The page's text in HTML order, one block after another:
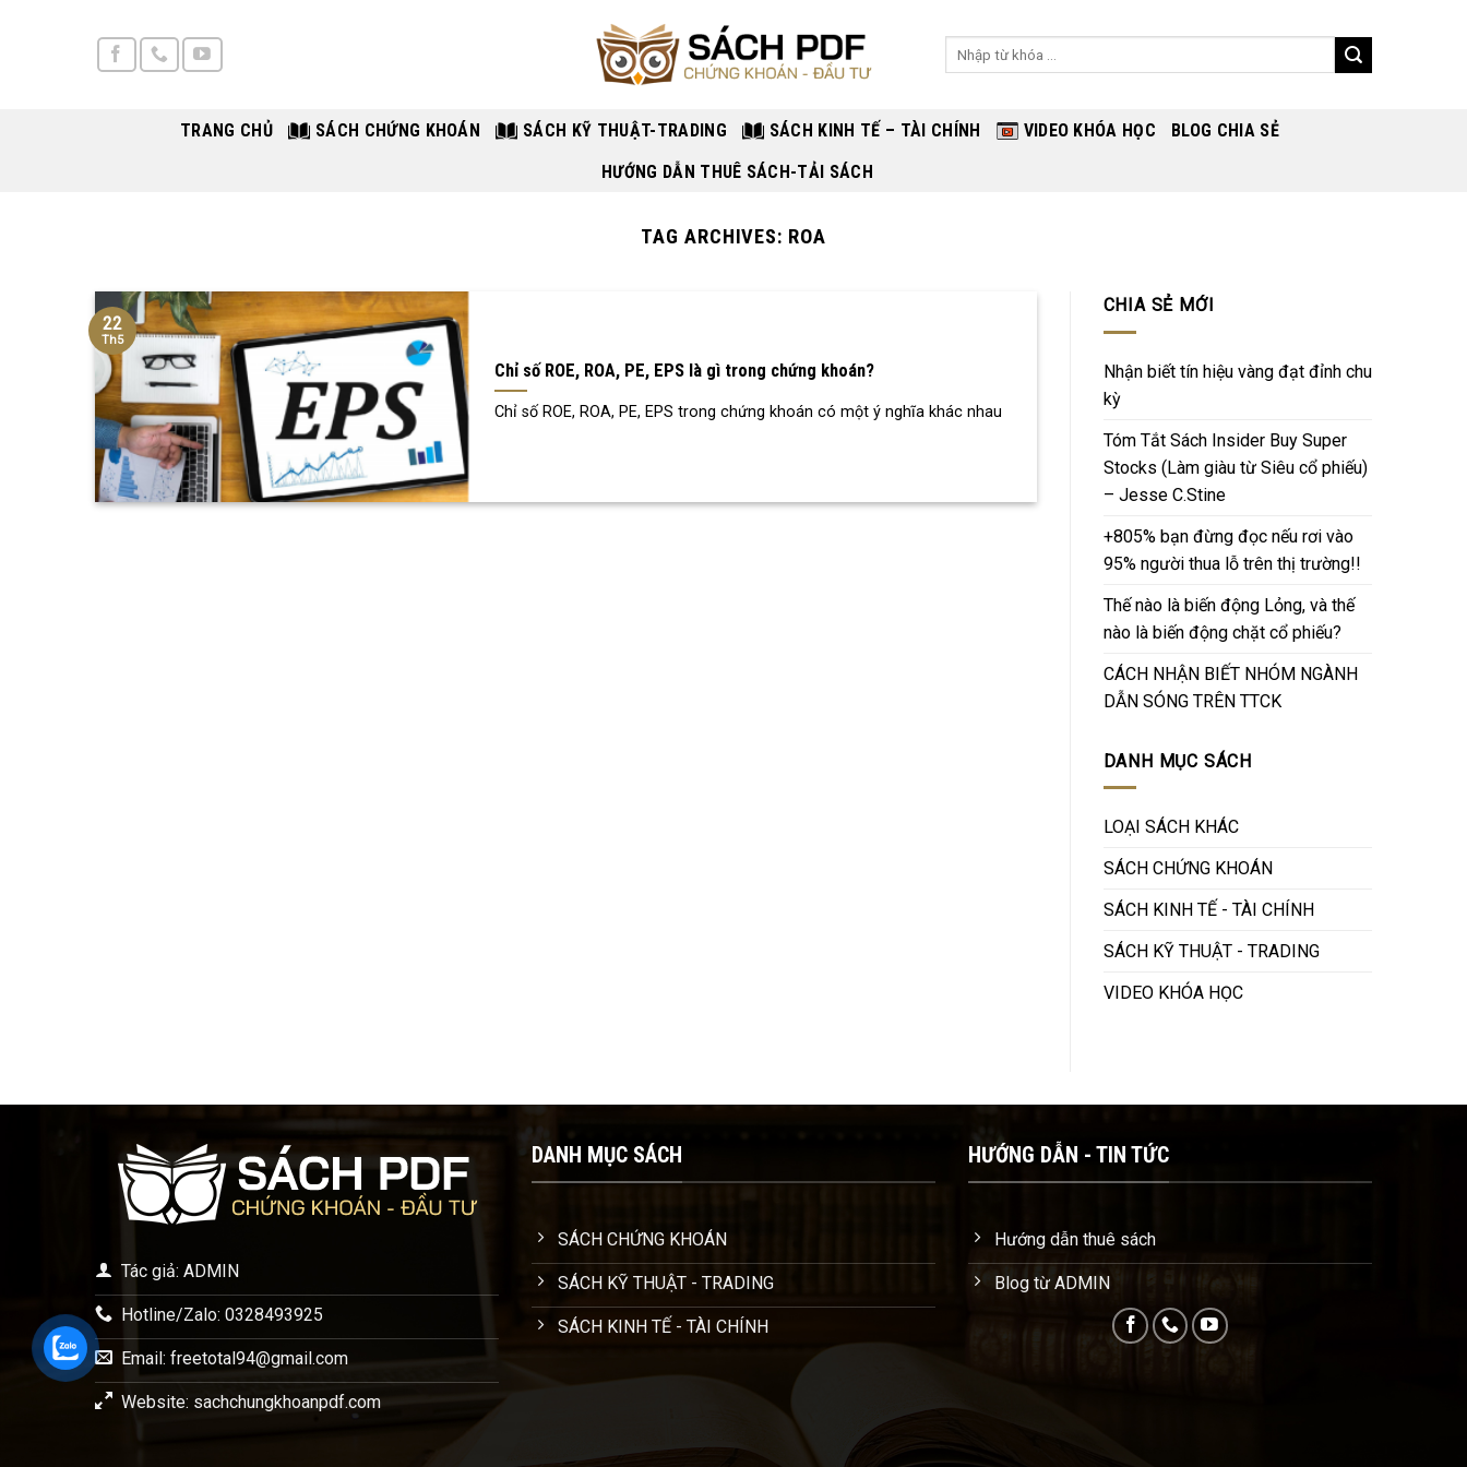
TRANG CHỦ SÁCH CHỨNG KHOÁN SÁCH KỸ THUẬT-TRADING SÁCH KINH TẾ – TÀI CHÍNH VIDEO KHÓA HỌC
BLOG CHIA SẺ
HƯỚNG DẪN THUÊ SÁCH-TẢI SÁCH
TAG ARCHIVES: ROA
Chỉ số ROE, ROA, PE, EPS là gì trong chứng khoán?
Chỉ số ROE, ROA, PE, EPS trong chứng khoán có một ý nghĩa khác nhau
22
Th5
CHIA SẺ MỚI
Nhận biết tín hiệu vàng đạt đỉnh chu
kỳ
Tóm Tắt Sách Insider Buy Super
Stocks (Làm giàu từ Siêu cổ phiếu)
– Jesse C.Stine
+805% bạn đừng đọc nếu rơi vào
95% người thua lỗ trên thị trường!!
Thế nào là biến động Lỏng, và thế
nào là biến động chặt cổ phiếu?
CÁCH NHẬN BIẾT NHÓM NGÀNH
DẪN SÓNG TRÊN TTCK
DANH MỤC SÁCH
LOẠI SÁCH KHÁC
SÁCH CHỨNG KHOÁN
SÁCH KINH TẾ - TÀI CHÍNH
SÁCH KỸ THUẬT - TRADING
VIDEO KHÓA HỌC
Tác giả: ADMIN
Hotline/Zalo: 0328493925
Email: freetotal94@gmail.com
Website: sachchungkhoanpdf.com
DANH MỤC SÁCH
SÁCH CHỨNG KHOÁN
SÁCH KỸ THUẬT - TRADING
SÁCH KINH TẾ - TÀI CHÍNH
HƯỚNG DẪN - TIN TỨC
Hướng dẫn thuê sách
Blog từ ADMIN